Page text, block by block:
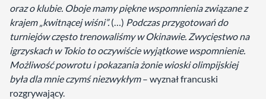
oraz o klubie. Oboje mamy piękne wspomnienia związane z
krajem „kwitnącej wiśni”.(…) Podczas przygotowań do
turniejów często trenowaliśmy w Okinawie. Zwycięstwo na
igrzyskach w Tokio to oczywiście wyjątkowe wspomnienie.
Możliwość powrotu i pokazania żonie wioski olimpijskiej
była dla mnie czymś niezwykłym– wyznał francuski
rozgrywający.